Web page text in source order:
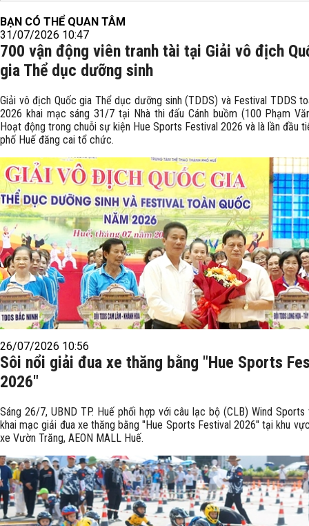
BẠN CÓ THỂ QUAN TÂM
31/07/2026 10:47
700 vận động viên tranh tài tại Giải vô địch
gia Thể dục dưỡng sinh
Giải vô địch Quốc gia Thể dục dưỡng sinh (TDDS) và Festival TDDS
2026 khai mạc sáng 31/7 tại Nhà thi đấu Cánh buồm (100 Phạm
Hoạt động trong chuỗi sự kiện Hue Sports Festival 2026 và là lần đầu
phố Huế đăng cai tổ chức.
26/07/2026 10:56
Sôi nổi giải đua xe thăng bằng "Hue Sports
2026"
Sáng 26/7, UBND TP. Huế phối hợp với câu lạc bộ (CLB) Wind
khai mạc giải đua xe thăng bằng "Hue Sports Festival 2026" tại khu
xe Vườn Trăng, AEON MALL Huế.